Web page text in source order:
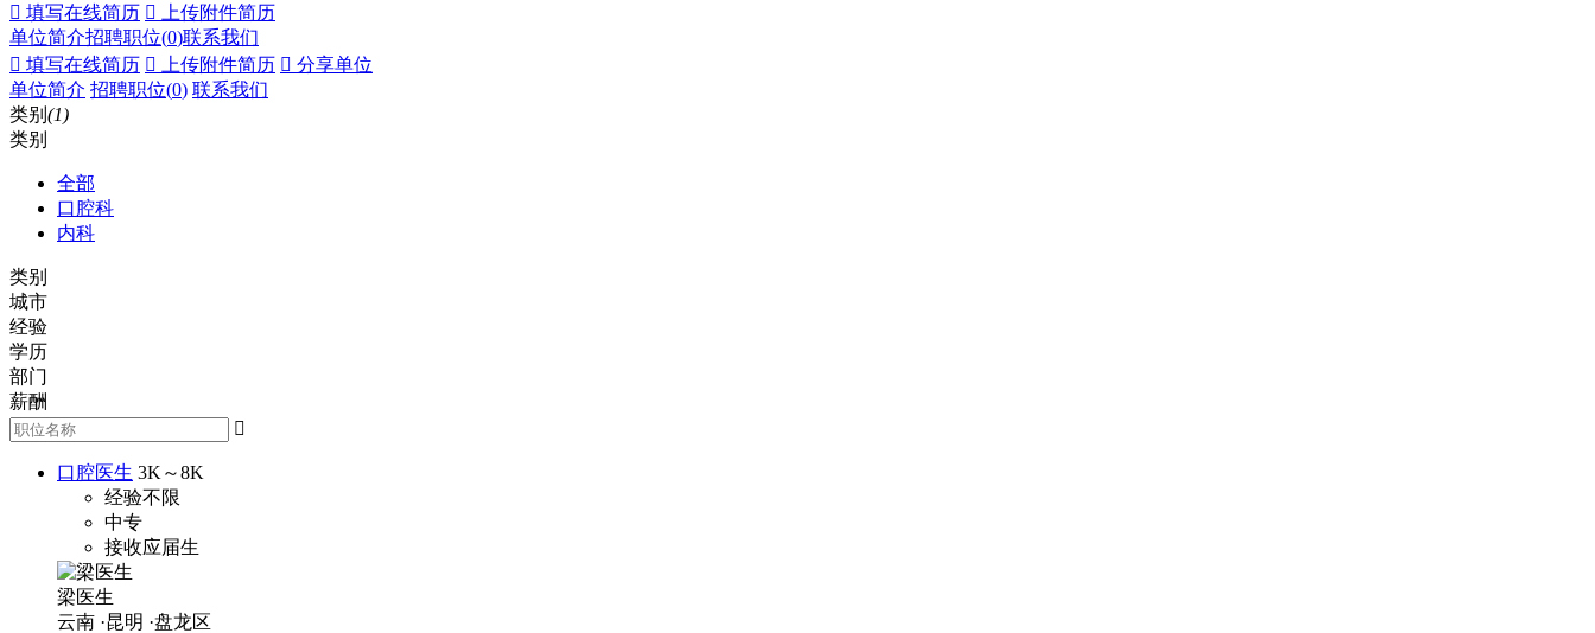
 填写在线简历  上传附件简历
单位简介招聘职位(0)联系我们
 填写在线简历  上传附件简历  分享单位
单位简介 招聘职位(0) 联系我们
类别 (1)
类别
全部
口腔科
内科
类别
城市
经验
学历
部门
薪酬

口腔医生 3K～8K
经验不限
中专
接收应届生
梁医生
云南 ·昆明 ·盘龙区